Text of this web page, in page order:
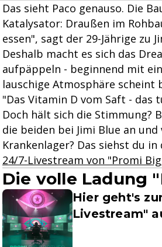
Das sieht Paco genauso. Die
Katalysator: Draußen im
essen", sagt der 29-Jährige zu
Deshalb macht es sich das
aufpäppeln - beginnend mit
lauschige Atmosphäre scheint
"Das Vitamin D vom Saft - das
Doch hält sich die Stimmung?
die beiden bei Jimi Blue an
Krankenlager? Das siehst du
24/7-Livestream von "Promi
Die volle Ladung
Hier geht's
Livestream"